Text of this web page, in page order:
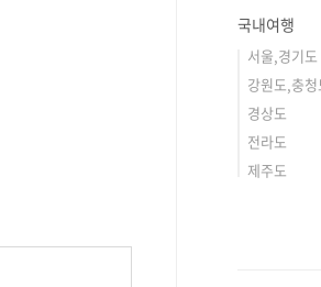
국내여행
서울,경기도
강원도,충청
경상도
전라도
제주도